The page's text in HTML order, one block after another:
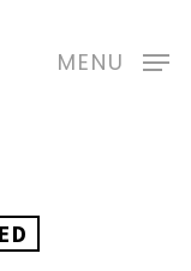
MENU